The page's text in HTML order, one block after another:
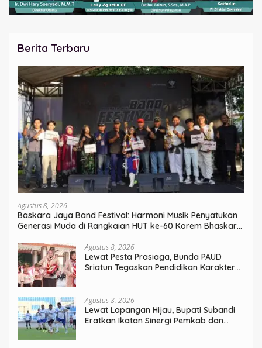
Berita Terbaru
Agustus 8, 2026
Baskara Jaya Band Festival: Harmoni Musik Penyatukan
Generasi Muda di Rangkaian HUT ke-60 Korem Bhaskara
Agustus 8, 2026
Lewat Pesta Prasiaga, Bunda PAUD
Sriatun Tegaskan Pendidikan Karakter
Agustus 8, 2026
Lewat Lapangan Hijau, Bupati Subandi
Eratkan Ikatan Sinergi Pemkab dan